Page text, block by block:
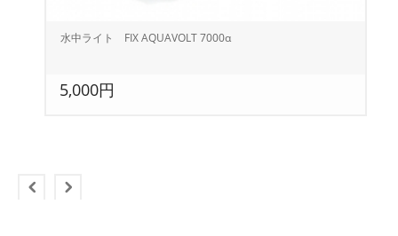
水中ライト FIX AQUAVOLT 7000α
5,000円